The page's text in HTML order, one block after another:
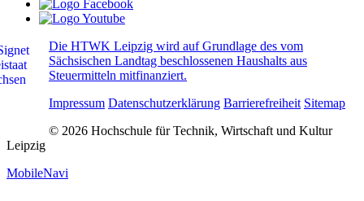
Die HTWK Leipzig wird auf Grundlage des vom
Sächsischen Landtag beschlossenen Haushalts aus
Steuermitteln mitfinanziert.
Impressum Datenschutzerklärung Barrierefreiheit Sitemap
© 2026 Hochschule für Technik, Wirtschaft und Kultur
Leipzig
MobileNavi